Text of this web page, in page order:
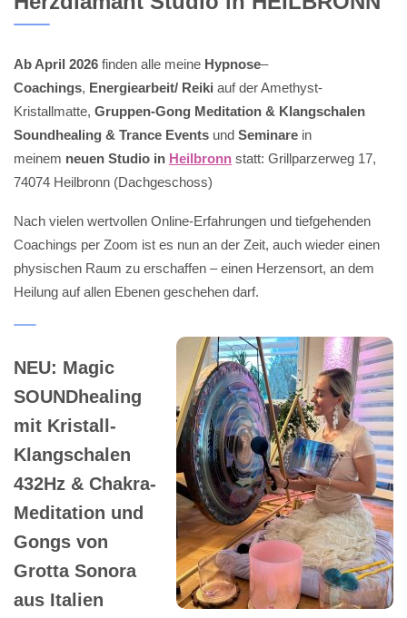
Ab April 2026 finden alle meine Hypnose–
Coachings, Energiearbeit/ Reiki auf der Amethyst-
Kristallmatte, Gruppen-Gong Meditation & Klangschalen
Soundhealing & Trance Events und Seminare in
meinem neuen Studio in Heilbronn statt: Grillparzerweg 17,
74074 Heilbronn (Dachgeschoss)
Nach vielen wertvollen Online-Erfahrungen und tiefgehenden
Coachings per Zoom ist es nun an der Zeit, auch wieder einen
physischen Raum zu erschaffen – einen Herzensort, an dem
Heilung auf allen Ebenen geschehen darf.
NEU: Magic
SOUNDhealing
mit Kristall-
Klangschalen
432Hz & Chakra-
Meditation und
Gongs von
Grotta Sonora
aus Italien